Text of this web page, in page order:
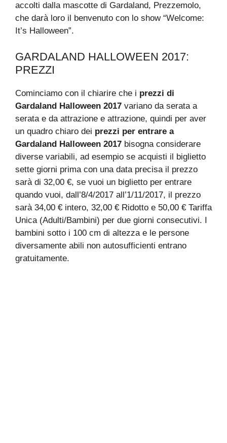
accolti dalla mascotte di Gardaland, Prezzemolo,
che darà loro il benvenuto con lo show “Welcome:
It’s Halloween”.
GARDALAND HALLOWEEN 2017:
PREZZI
Cominciamo con il chiarire che i prezzi di
Gardaland Halloween 2017 variano da serata a
serata e da attrazione e attrazione, quindi per aver
un quadro chiaro dei prezzi per entrare a
Gardaland Halloween 2017 bisogna considerare
diverse variabili, ad esempio se acquisti il biglietto
sette giorni prima con una data precisa il prezzo
sarà di 32,00 €, se vuoi un biglietto per entrare
quando vuoi, dall’8/4/2017 all’1/11/2017, il prezzo
sarà 34,00 € intero, 32,00 € Ridotto e 50,00 € Tariffa
Unica (Adulti/Bambini) per due giorni consecutivi. I
bambini sotto i 100 cm di altezza e le persone
diversamente abili non autosufficienti entrano
gratuitamente.